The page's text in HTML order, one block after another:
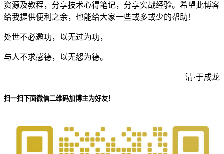
资源及教程，分享技术心得笔记，分享实战经验。希望此博客
给我提供便利之余，也能给大家一些或多或少的帮助！
处世不必邀功，以无过为功，
与人不求感德，以无怨为德。
— 清·于成龙
扫一扫下面微信二维码加博主为好友！